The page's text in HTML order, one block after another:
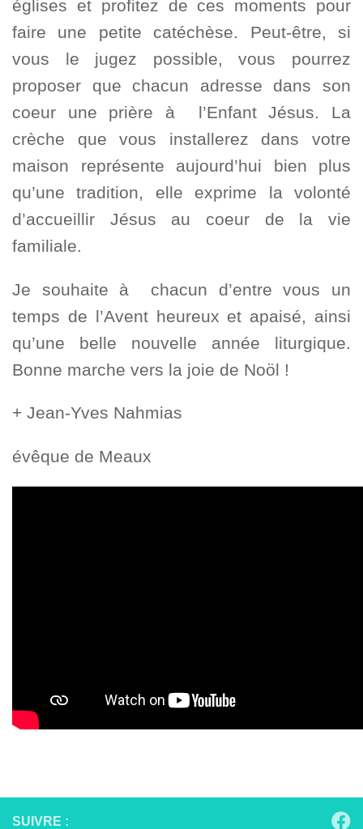
églises et profitez de ces moments pour
faire une petite catéchèse. Peut-être, si
vous le jugez possible, vous pourrez
proposer que chacun adresse dans son
coeur une prière à l’Enfant Jésus. La
crèche que vous installerez dans votre
maison représente aujourd’hui bien plus
qu’une tradition, elle exprime la volonté
d’accueillir Jésus au coeur de la vie
familiale.
Je souhaite à chacun d’entre vous un
temps de l’Avent heureux et apaisé, ainsi
qu’une belle nouvelle année liturgique.
Bonne marche vers la joie de Noöl !
+ Jean-Yves Nahmias
évêque de Meaux
SUIVRE :